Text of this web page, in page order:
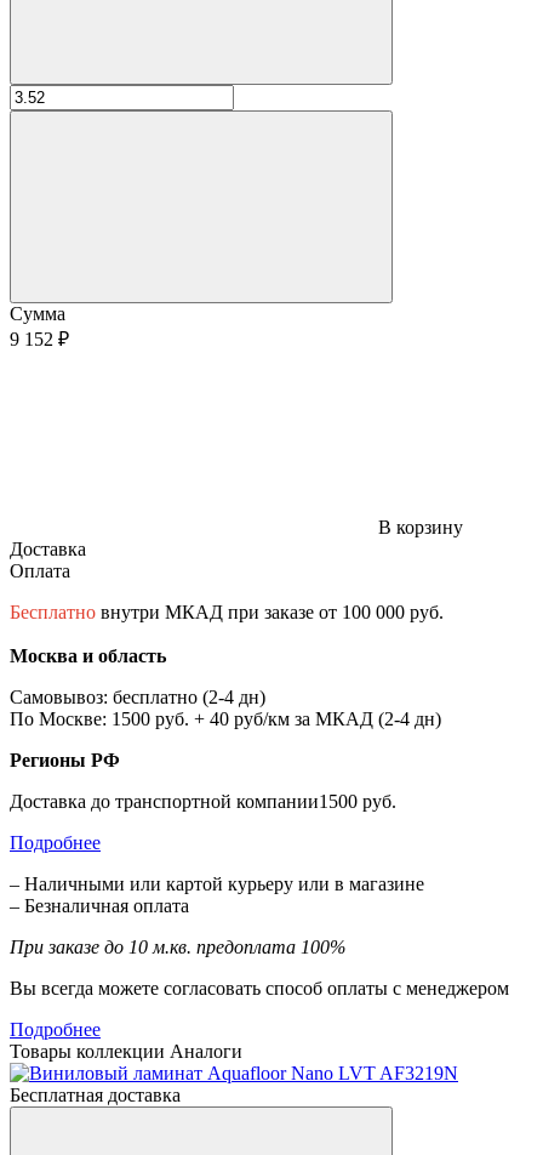
Сумма
9 152 ₽
В корзину
Доставка
Оплата
Бесплатно внутри МКАД при заказе от 100 000 руб.
Москва и область
Самовывоз: бесплатно (2-4 дн)
По Москве: 1500 руб. + 40 руб/км за МКАД (2-4 дн)
Регионы РФ
Доставка до транспортной компании1500 руб.
Подробнее
– Наличными или картой курьеру или в магазине
– Безналичная оплата
При заказе до 10 м.кв. предоплата 100%
Вы всегда можете согласовать способ оплаты с менеджером
Подробнее
Товары коллекции Аналоги
Бесплатная доставка